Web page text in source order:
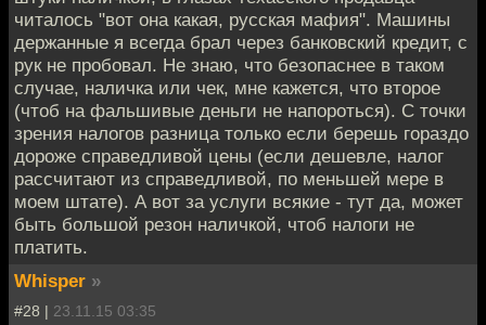
читалось "вот она какая, русская мафия". Машины
держанные я всегда брал через банковский кредит, с
рук не пробовал. Не знаю, что безопаснее в таком
случае, наличка или чек, мне кажется, что второе
(чтоб на фальшивые деньги не напороться). С точки
зрения налогов разница только если берешь гораздо
дороже справедливой цены (если дешевле, налог
рассчитают из справедливой, по меньшей мере в
моем штате). А вот за услуги всякие - тут да, может
быть большой резон наличкой, чтоб налоги не
платить.
Whisper »
#28 | 23.11.15 03:35